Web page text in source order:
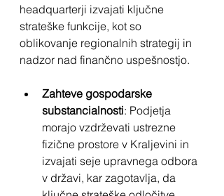
headquarterji izvajati ključne
strateške funkcije, kot so
oblikovanje regionalnih strategij in
nadzor nad finančno uspešnostjo.
Zahteve gospodarske
substancialnosti: Podjetja
morajo vzdrževati ustrezne
fizične prostore v Kraljevini in
izvajati seje upravnega odbora
v državi, kar zagotavlja, da